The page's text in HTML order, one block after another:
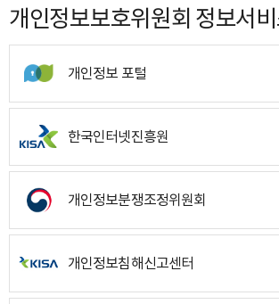
개인정보보호위원회 정보서
개인정보 포털
한국인터넷진흥원
개인정보분쟁조정위원회
개인정보침해신고센터